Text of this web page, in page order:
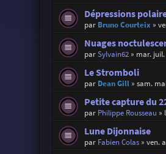
Dépressions
par Bruno Courteix»
Nuages
parSylvain62» mar. juil.
Le Stromboli
par Dean Gill» sam.
Petite capture du
par Philippe Rousseau »
Lune Dijonnaise
par Fabien Colas» ven.